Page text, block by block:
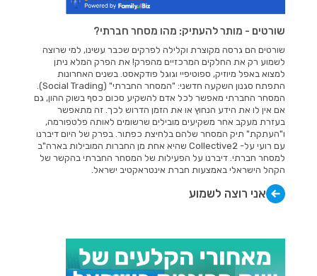
שורטים - מותר להעתיק: מהו מסחר חברתי?
שורטים הם גרסה מקוצרת וקלילה לפרקים שכבר עשינו, למי שרוצה
לשמוע רק את החלקים המרכזיים מהפרק! את הפרק המלא ניתן
למצוא באפל מיוזיק, ספוטיפיי וגוגל פודקאסט. בשנים האחרונות
התפתח סגנון השקעה חדשני: "המסחר החברתי" (Social Trading).
המסחר החברתי מאפשר לכל אדם להשקיע סכום כסף בשוק ההון, גם
אם אין לו את הידע הנחוץ או את הזמן הדרוש לכך. זה מתאפשר
בעזרת מעקב אחר משקיעים מובילים שרשומים לאותה פלטפורמה,
ו"העתקת" תיק המסחר שלהם בלחיצת כפתור. בפרק של היום דיברנו
עם רועי על- Collective2 שהיא אחת מן החברות המובילות בארה"ב
למסחר חברתי. דיברנו על הפעילות של המסחר החברתי בהקשר של
הקהל הישראלי באמצעות חברת אינטראקטיב ישראל.
אני רוצה לשמוע